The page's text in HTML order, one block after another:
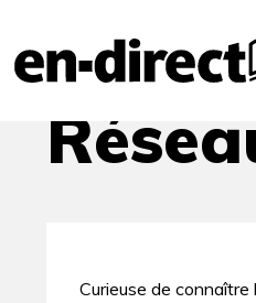
Archives
Curieuse de